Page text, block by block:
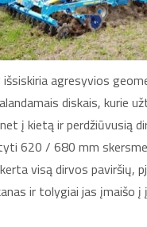
agresyvios
diskais, kurie
į kietą ir perdžiūvusią
620 / 680 mm
visą dirvos paviršių,
ir tolygiai jas įmaišo į